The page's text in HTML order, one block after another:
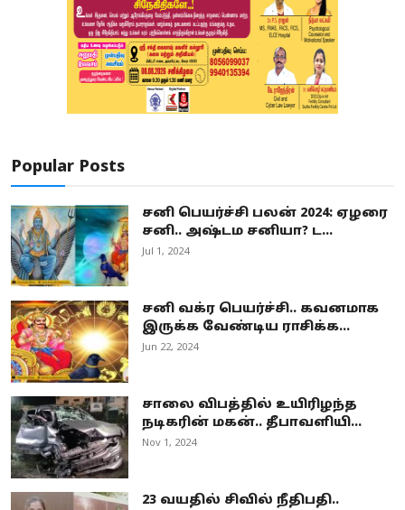
Popular Posts
சனி பெயர்ச்சி பலன் 2024: ஏழரை
சனி.. அஷ்டம சனியா? ட...
Jul 1, 2024
சனி வக்ர பெயர்ச்சி.. கவனமாக
இருக்க வேண்டிய ராசிக்க...
Jun 22, 2024
சாலை விபத்தில் உயிரிழந்த
நடிகரின் மகன்.. தீபாவளியி...
Nov 1, 2024
23 வயதில் சிவில் நீதிபதி..